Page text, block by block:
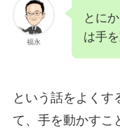
福永
とに
は手
という話をよくす
て、手を動かすこ